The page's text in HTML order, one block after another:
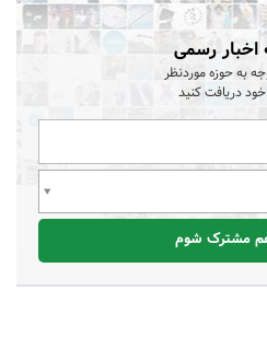
اخبار رسمی
به حوزه موردنظر
دریافت کنید
مشترک شوم